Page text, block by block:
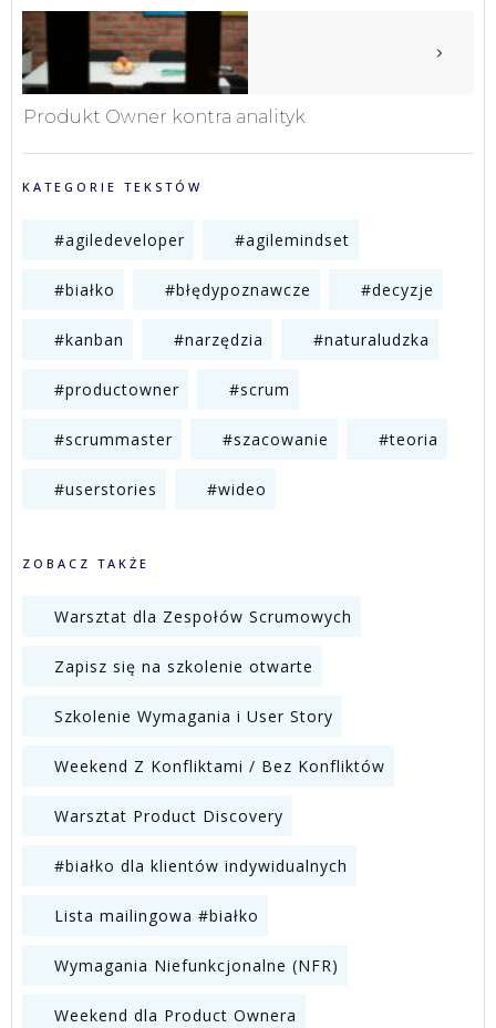
Produkt Owner kontra analityk
KATEGORIE TEKSTÓW
#agiledeveloper #agilemindset
#białko #błędypoznawcze #decyzje
#kanban #narzędzia #naturaludzka
#productowner #scrum
#scrummaster #szacowanie #teoria
#userstories #wideo
ZOBACZ TAKŻE
Warsztat dla Zespołów Scrumowych
Zapisz się na szkolenie otwarte
Szkolenie Wymagania i User Story
Weekend Z Konfliktami / Bez Konfliktów
Warsztat Product Discovery
#białko dla klientów indywidualnych
Lista mailingowa #białko
Wymagania Niefunkcjonalne (NFR)
Weekend dla Product Ownera